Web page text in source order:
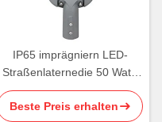
IP65 imprägniern LED-
Straßenlaternedie 50 Watt-
Straßenlaterneverdunkelnd
Beste Preis erhalten